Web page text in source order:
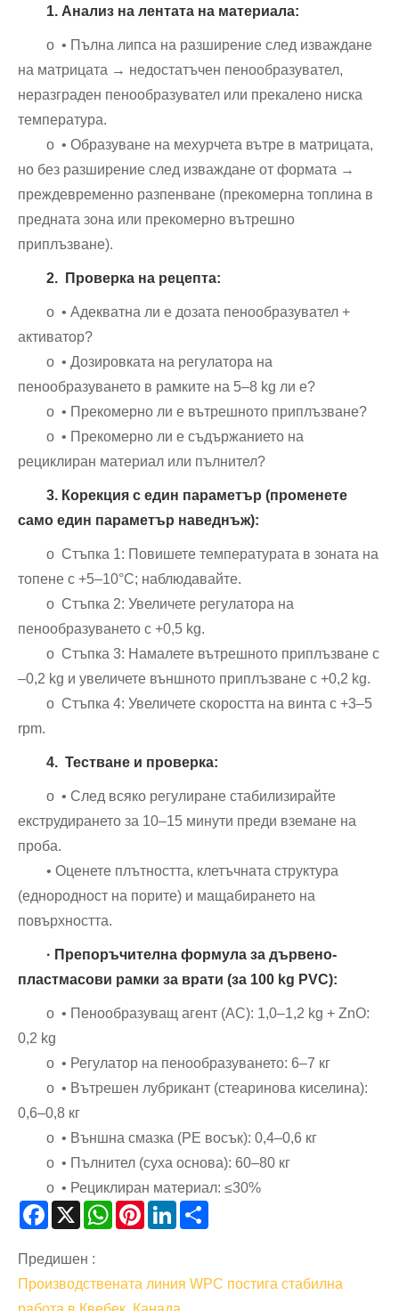
1. Анализ на лентата на материала:
o • Пълна липса на разширение след изваждане
на матрицата → недостатъчен пенообразувател,
неразграден пенообразувател или прекалено ниска
температура.
o • Образуване на мехурчета вътре в матрицата,
но без разширение след изваждане от формата →
преждевременно разпенване (прекомерна топлина в
предната зона или прекомерно вътрешно
приплъзване).
2. Проверка на рецепта:
o • Адекватна ли е дозата пенообразувател +
активатор?
o • Дозировката на регулатора на
пенообразуването в рамките на 5–8 kg ли е?
o • Прекомерно ли е вътрешното приплъзване?
o • Прекомерно ли е съдържанието на
рециклиран материал или пълнител?
3. Корекция с един параметър (променете
само един параметър наведнъж):
o Стъпка 1: Повишете температурата в зоната на
топене с +5–10°C; наблюдавайте.
o Стъпка 2: Увеличете регулатора на
пенообразуването с +0,5 kg.
o Стъпка 3: Намалете вътрешното приплъзване с
–0,2 kg и увеличете външното приплъзване с +0,2 kg.
o Стъпка 4: Увеличете скоростта на винта с +3–5
rpm.
4. Тестване и проверка:
o • След всяко регулиране стабилизирайте
екструдирането за 10–15 минути преди вземане на
проба.
• Оценете плътността, клетъчната структура
(еднородност на порите) и мащабирането на
повърхността.
· Препоръчителна формула за дървено-
пластмасови рамки за врати (за 100 kg PVC):
o • Пенообразуващ агент (AC): 1,0–1,2 kg + ZnO:
0,2 kg
o • Регулатор на пенообразуването: 6–7 кг
o • Вътрешен лубрикант (стеаринова киселина):
0,6–0,8 кг
o • Външна смазка (PE восък): 0,4–0,6 кг
o • Пълнител (суха основа): 60–80 кг
o • Рециклиран материал: ≤30%
Facebook
X WhatsAppPinterestLinkedIn
Предишен :
Производствената линия WPC постига стабилна